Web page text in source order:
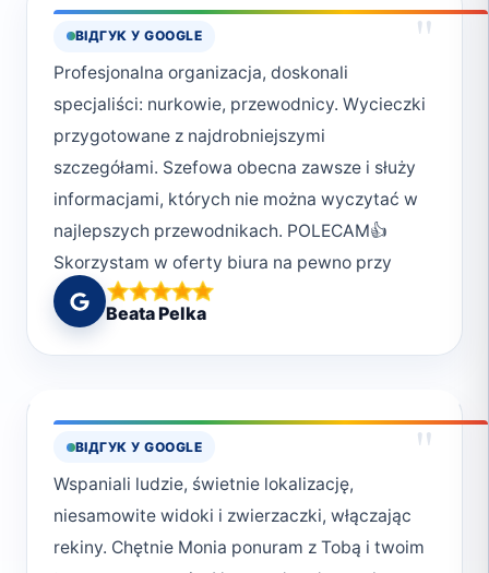
ВІДГУК У GOOGLE "
Profesjonalna organizacja, doskonali
specjaliści: nurkowie, przewodnicy. Wycieczki
przygotowane z najdrobniejszymi
szczegółami. Szefowa obecna zawsze i służy
informacjami, których nie można wyczytać w
najlepszych przewodnikach. POLECAM👍
Skorzystam w oferty biura na pewno przy
kolejnej wizycie w Marsa Alam
Beata Pelka
ВІДГУК У GOOGLE "
Wspaniali ludzie, świetnie lokalizację,
niesamowite widoki i zwierzaczki, włączając
rekiny. Chętnie Monia ponuram z Tobą i twoim